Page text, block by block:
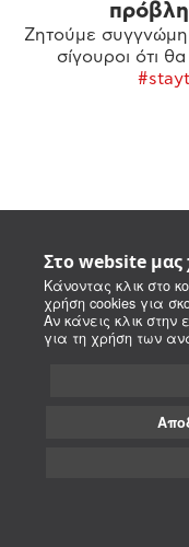
Στο website
Κάνοντας κλικ στο
χρήση cookies για
Αν κάνεις κλικ στην
για τη χρήση των
Ζητούμε συγγνώμη
σίγουροι ότι